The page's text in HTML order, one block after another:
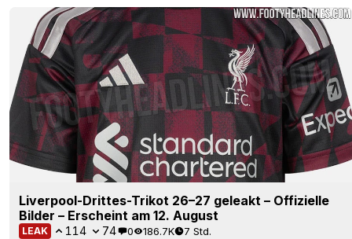
Liverpool-Drittes-Trikot 26–27 geleakt – Offizielle
Bilder – Erscheint am 12. August
LEAK 114 74 0 186.7K 7 Std.